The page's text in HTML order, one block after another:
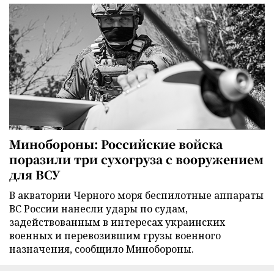
Минобороны: Российские войска
поразили три сухогруза с вооружением
для ВСУ
В акватории Черного моря беспилотные аппараты
ВС России нанесли удары по судам,
задействованным в интересах украинских
военных и перевозившим грузы военного
назначения, сообщило Минобороны.